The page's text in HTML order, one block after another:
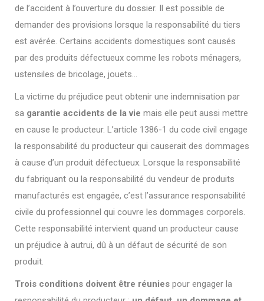
de l’accident à l’ouverture du dossier. Il est possible de
demander des provisions lorsque la responsabilité du tiers
est avérée. Certains accidents domestiques sont causés
par des produits défectueux comme les robots ménagers,
ustensiles de bricolage, jouets…
La victime du préjudice peut obtenir une indemnisation par
sa garantie accidents de la vie mais elle peut aussi mettre
en cause le producteur. L’article 1386-1 du code civil engage
la responsabilité du producteur qui causerait des dommages
à cause d’un produit défectueux. Lorsque la responsabilité
du fabriquant ou la responsabilité du vendeur de produits
manufacturés est engagée, c’est l’assurance responsabilité
civile du professionnel qui couvre les dommages corporels.
Cette responsabilité intervient quand un producteur cause
un préjudice à autrui, dû à un défaut de sécurité de son
produit.
Trois conditions doivent être réunies pour engager la